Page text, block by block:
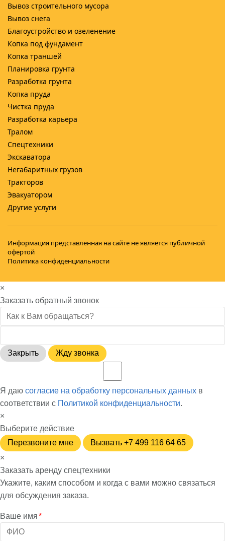
Вывоз строительного мусора
Вывоз снега
Благоустройство и озеленение
Копка под фундамент
Копка траншей
Планировка грунта
Разработка грунта
Копка пруда
Чистка пруда
Разработка карьера
Тралом
Спецтехники
Экскаватора
Негабаритных грузов
Тракторов
Эвакуатором
Другие услуги
Информация представленная на сайте не является публичной
офертой
Политика конфиденциальности
×
Заказать обратный звонок
Закрыть Жду звонка
Я даю согласие на обработку персональных данных в
соответствии с Политикой конфиденциальности.
×
Выберите действие
Перезвоните мне
Вызвать +7 499 116 64 65
×
Заказать аренду спецтехники
Укажите, каким способом и когда с вами можно связаться
для обсуждения заказа.
Ваше имя*